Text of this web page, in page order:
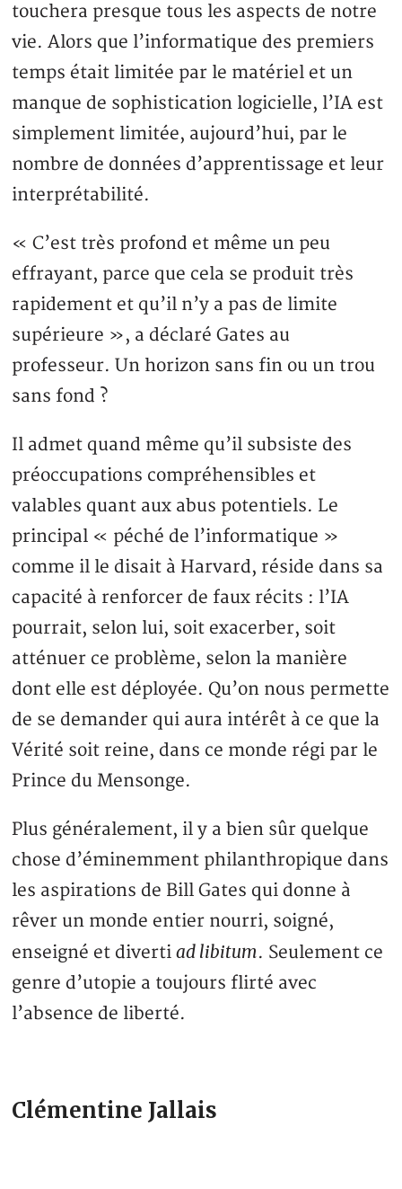
touchera presque tous les aspects de notre
vie. Alors que l’informatique des premiers
temps était limitée par le matériel et un
manque de sophistication logicielle, l’IA est
simplement limitée, aujourd’hui, par le
nombre de données d’apprentissage et leur
interprétabilité.
« C’est très profond et même un peu
effrayant, parce que cela se produit très
rapidement et qu’il n’y a pas de limite
supérieure », a déclaré Gates au
professeur. Un horizon sans fin ou un trou
sans fond ?
Il admet quand même qu’il subsiste des
préoccupations compréhensibles et
valables quant aux abus potentiels. Le
principal « péché de l’informatique »
comme il le disait à Harvard, réside dans sa
capacité à renforcer de faux récits : l’IA
pourrait, selon lui, soit exacerber, soit
atténuer ce problème, selon la manière
dont elle est déployée. Qu’on nous permette
de se demander qui aura intérêt à ce que la
Vérité soit reine, dans ce monde régi par le
Prince du Mensonge.
Plus généralement, il y a bien sûr quelque
chose d’éminemment philanthropique dans
les aspirations de Bill Gates qui donne à
rêver un monde entier nourri, soigné,
enseigné et divertiad libitum. Seulement ce
genre d’utopie a toujours flirté avec
l’absence de liberté.
Clémentine Jallais